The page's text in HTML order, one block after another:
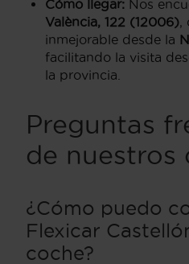
Cómo llegar: Nos
València, 122 (12006)
inmejorable desde la
facilitando la visita
la provincia.
Preguntas
de nuestros
¿Cómo puedo
Flexicar
coche?